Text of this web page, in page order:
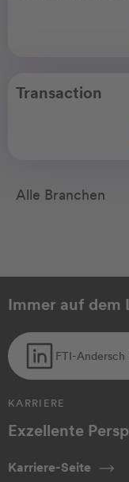
Transaction
Alle Branchen
Immer auf dem
FTI-Andersch
KARRIERE
Exzellente
Karriere-Seite